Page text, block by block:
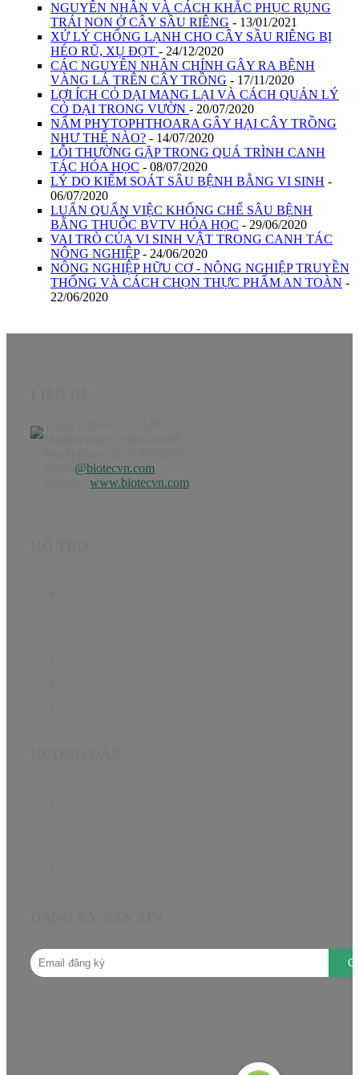
NGUYÊN NHÂN VÀ CÁCH KHẮC PHỤC RỤNG
TRÁI NON Ở CÂY SẦU RIÊNG - 13/01/2021
XỬ LÝ CHỐNG LẠNH CHO CÂY SẦU RIÊNG BỊ
HÉO RŨ, XỤ ĐỌT - 24/12/2020
CÁC NGUYÊN NHÂN CHÍNH GÂY RA BỆNH
VÀNG LÁ TRÊN CÂY TRỒNG - 17/11/2020
LỢI ÍCH CỎ DẠI MANG LẠI VÀ CÁCH QUẢN LÝ
CỎ DẠI TRONG VƯỜN - 20/07/2020
NẤM PHYTOPHTHOARA GÂY HẠI CÂY TRỒNG
NHƯ THẾ NÀO? - 14/07/2020
LỖI THƯỜNG GẶP TRONG QUÁ TRÌNH CANH
TÁC HÓA HỌC - 08/07/2020
LÝ DO KIỂM SOÁT SÂU BỆNH BẰNG VI SINH -
06/07/2020
LUẨN QUẨN VIỆC KHỐNG CHẾ SÂU BỆNH
BẰNG THUỐC BVTV HÓA HỌC - 29/06/2020
VAI TRÒ CỦA VI SINH VẬT TRONG CANH TÁC
NÔNG NGHIỆP- 24/06/2020
NÔNG NGHIỆP HỮU CƠ - NÔNG NGHIỆP TRUYỀN
THỐNG VÀ CÁCH CHỌN THỰC PHẨM AN TOÀN -
22/06/2020
@biotecvn.com
www.biotecvn.com